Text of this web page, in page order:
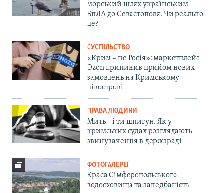
морський шлях українським
БпЛА до Севастополя. Чи реально
це?
СУСПІЛЬСТВО
«Крим – не Росія»: маркетплейс
Ozon припинив прийом нових
замовлень на Кримському
півострові
ПРАВА ЛЮДИНИ
Мить – і ти шпигун. Як у
кримських судах розглядають
звинувачення в держзраді
ФОТОГАЛЕРЕЇ
Краса Сімферопольського
водосховища та занедбаність